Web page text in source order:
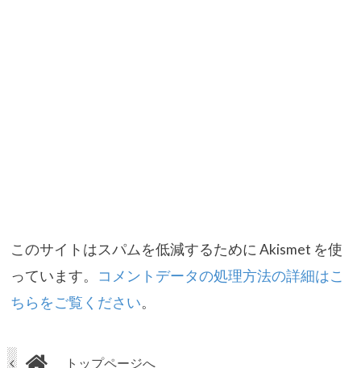
このサイトはスパムを低減するために Akismet を使
っています。 コメントデータの処理方法の詳細はこ
ちらをご覧ください。
トップページへ